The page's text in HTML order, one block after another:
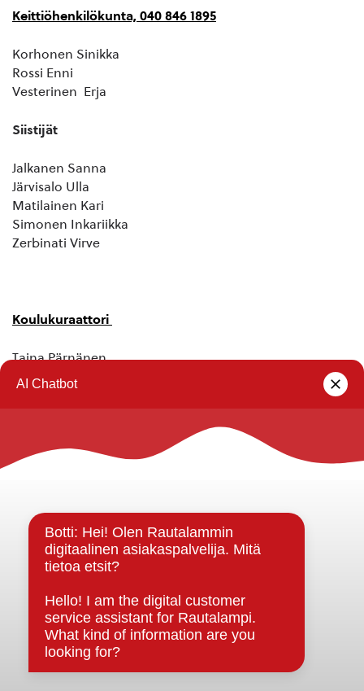
Keittiöhenkilökunta, 040 846 1895
Korhonen Sinikka
Rossi Enni
Vesterinen Erja
Siistijät
Jalkanen Sanna
Järvisalo Ulla
Matilainen Kari
Simonen Inkariikka
Zerbinati Virve
Koulukuraattori
Taina Pärnänen
040-178 7002
Rautalammin kunta
Strategiat, ohjelmat, ohjeet, suunnitelmat, säännöt ja
sopimukset
Asiakirjajulkisuuskuvaus
Evästeet
Saavutettavuusseloste
Tietosuoja
Tietosuojaselosteet